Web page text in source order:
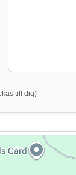
till dig)